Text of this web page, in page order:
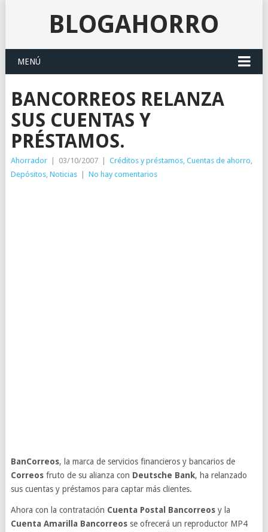
BLOGAHORRO
MENÚ
BANCORREOS RELANZA
SUS CUENTAS Y
PRÉSTAMOS.
Ahorrador 03/10/2007 Créditos y préstamos, Cuentas de ahorro,
Depósitos, Noticias No hay comentarios
BanCorreos, la marca de servicios financieros y bancarios de
Correosfruto de su alianza con Deutsche Bank, ha relanzado
sus cuentas y préstamos para captar más clientes.
Ahora con la contratación Cuenta Postal Bancorreosy la
Cuenta Amarilla Bancorreosse ofrecerá un reproductor MP4